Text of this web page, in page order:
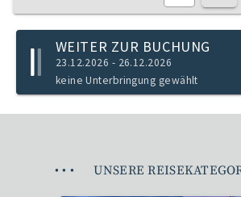
WEITER ZUR BUCHUNG
23.12.2026 - 26.12.2026
keine Unterbringung gewählt
• • • UNSERE